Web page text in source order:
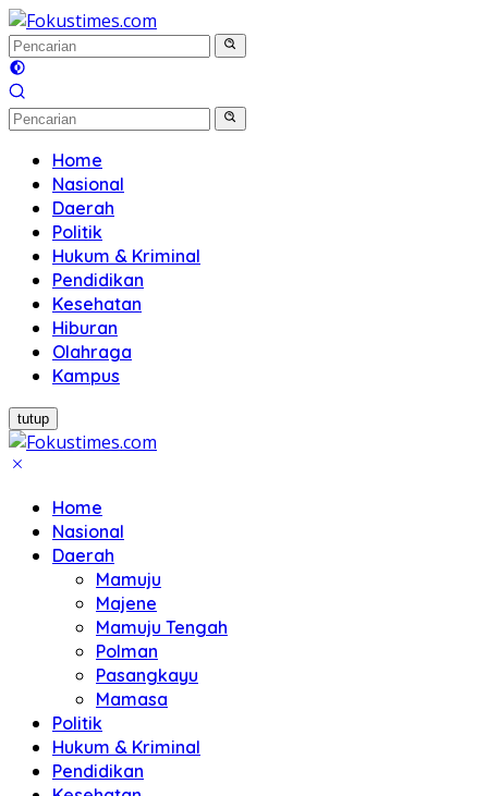
Langsung
ke
konten
Home
Nasional
Daerah
Politik
Hukum & Kriminal
Pendidikan
Kesehatan
Hiburan
Olahraga
Kampus
tutup
Home
Nasional
Daerah
Mamuju
Majene
Mamuju Tengah
Polman
Pasangkayu
Mamasa
Politik
Hukum & Kriminal
Pendidikan